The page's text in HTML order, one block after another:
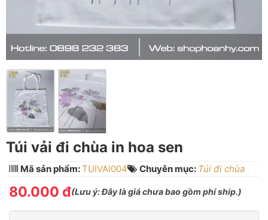
Túi vải đi chùa in hoa sen
Mã sản phẩm:TUIVAI004 Chuyên mục: Túi đi chùa
80.000 đ(Lưu ý:Đây là giá chưa bao gồm phí ship.)